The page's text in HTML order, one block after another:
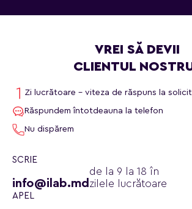
VREI SĂ DEVII
CLIENTUL
Zi lucrătoare - viteza de răspuns la
Răspundem întotdeauna la telefon
Nu dispărem
SCRIE
info@ilab.md
de la 9 la 18 în
zilele lucrătoare
APEL